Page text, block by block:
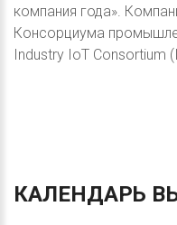
компания года».
Консорциума
Industry IoT Consortium
КАЛЕНДАРЬ